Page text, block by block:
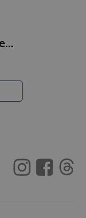
Zīmulis labročiem STABILO EASYgraph | HB